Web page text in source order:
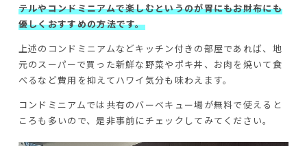
テルやコンドミニアムで楽しむというのが胃にもお財布にも
優しくおすすめの方法です。
上述のコンドミニアムなどキッチン付きの部屋であれば、地
元のスーパーで買った新鮮な野菜やポキ丼、お肉を焼いて食
べるなど費用を抑えてハワイ気分も味わえます。
コンドミニアムでは共有のバーベキュー場が無料で使えると
ころも多いので、是非事前にチェックしてみてください。